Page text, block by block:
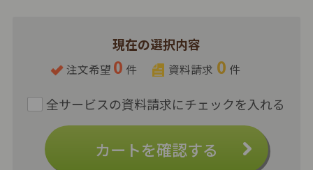
現在の選択内容
注文希望 0 件 資料請求 0 件
カートを確認する